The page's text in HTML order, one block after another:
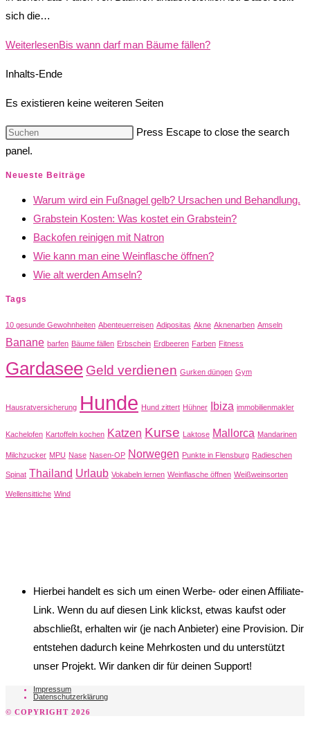
sich die…
WeiterlesenBis wann darf man Bäume fällen?
Inhalts-Ende
Es existieren keine weiteren Seiten
Press Escape to close the search
panel.
Neueste Beiträge
Warum wird ein Fußnagel gelb? Ursachen und Behandlung.
Grabstein Kosten: Was kostet ein Grabstein?
Backofen reinigen mit Natron
Wie kann man eine Weinflasche öffnen?
Wie alt werden Amseln?
Tags
10 gesunde Gewohnheiten Abenteuerreisen Adipositas Akne Aknenarben Amseln
Banane barfen Bäume fällen Erbschein Erdbeeren Farben Fitness
Gardasee Geld verdienen Gurken düngen Gym
Hausratversicherung Hunde Hund zittert Hühner Ibiza immobilienmakler
Kachelofen Kartoffeln kochen Katzen Kurse Laktose Mallorca Mandarinen
Milchzucker MPU Nase Nasen-OP Norwegen Punkte in Flensburg Radieschen
Spinat Thailand Urlaub Vokabeln lernen Weinflasche öffnen Weißweinsorten
Wellensittiche Wind
Hierbei handelt es sich um einen Werbe- oder einen Affiliate-
Link. Wenn du auf diesen Link klickst, etwas kaufst oder
abschließt, erhalten wir (je nach Anbieter) eine Provision. Dir
entstehen dadurch keine Mehrkosten und du unterstützt
unser Projekt. Wir danken dir für deinen Support!
Impressum
Datenschutzerklärung
© COPYRIGHT 2026